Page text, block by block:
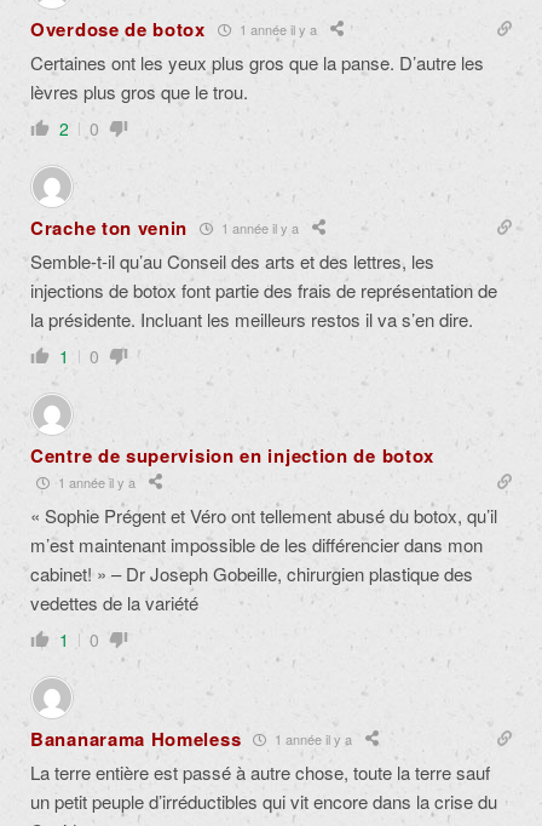
Overdose de botox 1 année il y a
Certaines ont les yeux plus gros que la panse. D’autre les
lèvres plus gros que le trou.
2 0
Crache ton venin 1 année il y a
Semble-t-il qu’au Conseil des arts et des lettres, les
injections de botox font partie des frais de représentation de
la présidente. Incluant les meilleurs restos il va s’en dire.
1 0
Centre de supervision en injection de botox
1 année il y a
« Sophie Prégent et Véro ont tellement abusé du botox, qu’il
m’est maintenant impossible de les différencier dans mon
cabinet! » – Dr Joseph Gobeille, chirurgien plastique des
vedettes de la variété
1 0
Bananarama Homeless 1 année il y a
La terre entière est passé à autre chose, toute la terre sauf
un petit peuple d’irréductibles qui vit encore dans la crise du